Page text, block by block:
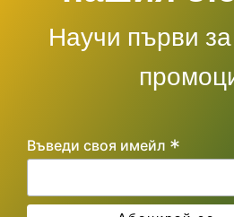
Научи първи
Въведи своя имейл *